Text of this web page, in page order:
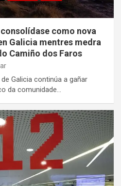
como nova
Galicia mentres medra
Camiño dos Faros
Galicia continúa a gañar
da comunidade…